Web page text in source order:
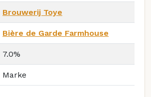
Brouwerij Toye
Bière de Garde Farmhouse
7.0%
Marke